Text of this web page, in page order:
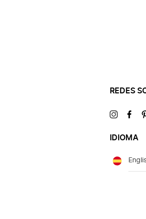
REDES
Visítanos
IDIOMA
Idioma